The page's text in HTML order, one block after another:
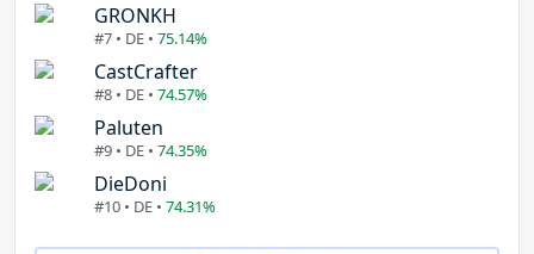
GRONKH
#7 • DE • 75.14%
CastCrafter
#8 • DE • 74.57%
Paluten
#9 • DE • 74.35%
DieDoni
#10 • DE • 74.31%